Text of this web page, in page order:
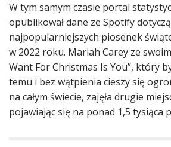
W tym samym czasie portal
opublikował dane ze Spotify
najpopularniejszych piosenek
w 2022 roku. Mariah Carey ze
Want For Christmas Is You”, który
temu i bez wątpienia cieszy się
na całym świecie, zajęła drugie
pojawiając się na ponad 1,5 tysiąca